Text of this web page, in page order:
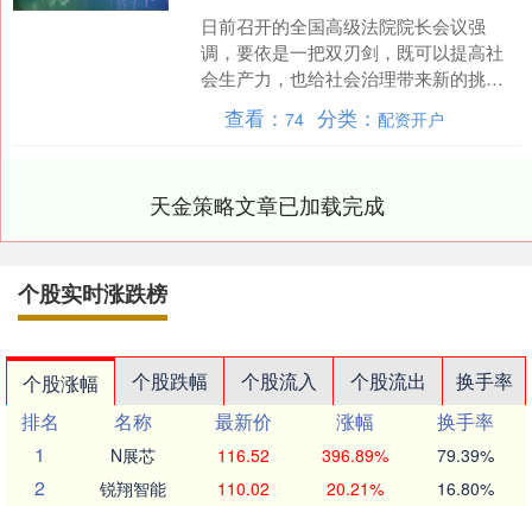
日前召开的全国高级法院院长会议强
调，要依是一把双刃剑，既可以提高社
会生产力，也给社会治理带来新的挑
战，并且风险几乎可以触及社会各领
域。同时，网络信息技术和人工智....
查看：74 分类：配资开户
天金策略文章已加载完成
个股实时涨跌榜
个股涨幅 个股跌幅 个股流入 个股流出
换手率
排名
名称 最新价 涨幅
换手率
1
N展芯 116.52 396.89% 79.39%
2 锐翔智能 110.02 20.21% 16.80%